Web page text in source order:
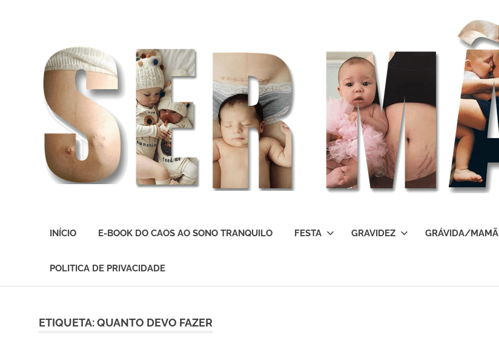
presente
INÍCIO E-BOOK DO CAOS AO SONO TRANQUILO FESTA GRAVIDEZ GRÁVIDA/MAMÃ
POLITICA DE PRIVACIDADE
ETIQUETA:QUANTO DEVO FAZER